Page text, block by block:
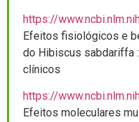
https://
Efeitos fisiológicos e
do Hibiscus sabdariffa
clínicos
https://
Efeitos moleculares